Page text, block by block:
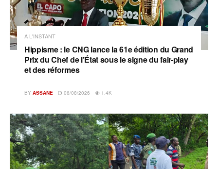
A L'INSTANT
Hippisme : le CNG lance la 61e édition du Grand
Prix du Chef de l’État sous le signe du fair-play
et des réformes
BY ASSANE 06/08/2026 1.4K